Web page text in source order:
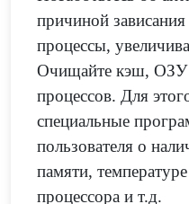
причиной
процессы,
Очищайте кэш, ОЗУ
процессов. Для
специальные
пользователя о
памяти,
процессора и т.д.